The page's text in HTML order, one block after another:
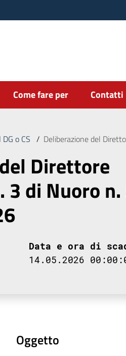
Come fare per Contatti
o CS / Deliberazione del
Direttore
3 di Nuoro
Data e ora di
14.05.2026
Oggetto